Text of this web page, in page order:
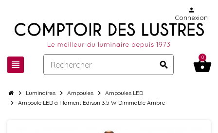
view_headline search
person
Connexion
shopping_basket
0
chevron_right Luminaires chevron_right Ampoules chevron_right Ampoules LED
chevron_right Ampoule LED à filament Edison 3.5 W Dimmable Ambre